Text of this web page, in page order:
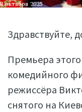
8 октября 2025
Здравствуйте,
Премьера
комедийного
режиссёра
снятого на